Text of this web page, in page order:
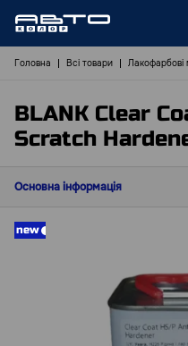
Головна Всі товари Лакофарбові
BLANK Clear
Scratch
Основна інформація
new